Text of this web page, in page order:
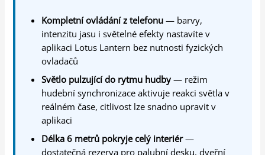
Kompletní ovládání z telefonu — barvy,
intenzitu jasu i světelné efekty nastavíte v
aplikaci Lotus Lantern bez nutnosti fyzických
ovladačů
Světlo pulzující do rytmu hudby — režim
hudební synchronizace aktivuje reakci světla v
reálném čase, citlivost lze snadno upravit v
aplikaci
Délka 6 metrů pokryje celý interiér—
dostatečná rezerva pro palubní desku, dveřní